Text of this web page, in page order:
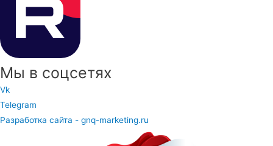
Мы в соцсетях
Vk
Telegram
Разработка сайта - gnq-marketing.ru